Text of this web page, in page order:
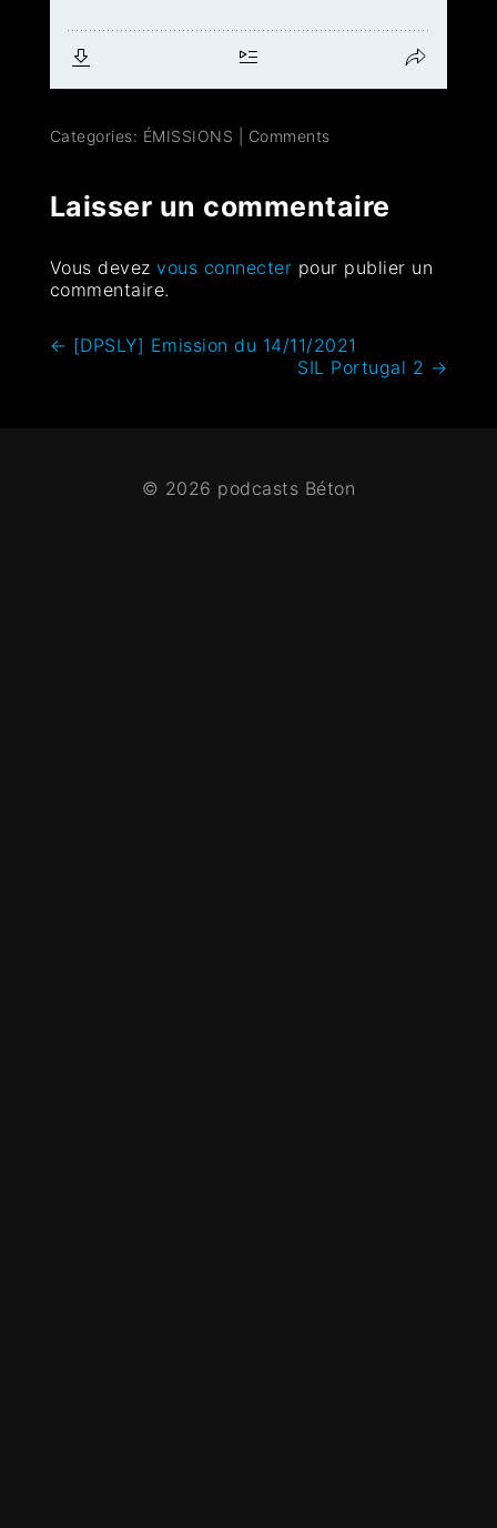
Categories: ÉMISSIONS Comments
Laisser un commentaire
Vous devezvous connecter pour publier un
commentaire.
← [DPSLY] Emission du 14/11/2021
SIL Portugal 2 →
© 2026 podcasts Béton